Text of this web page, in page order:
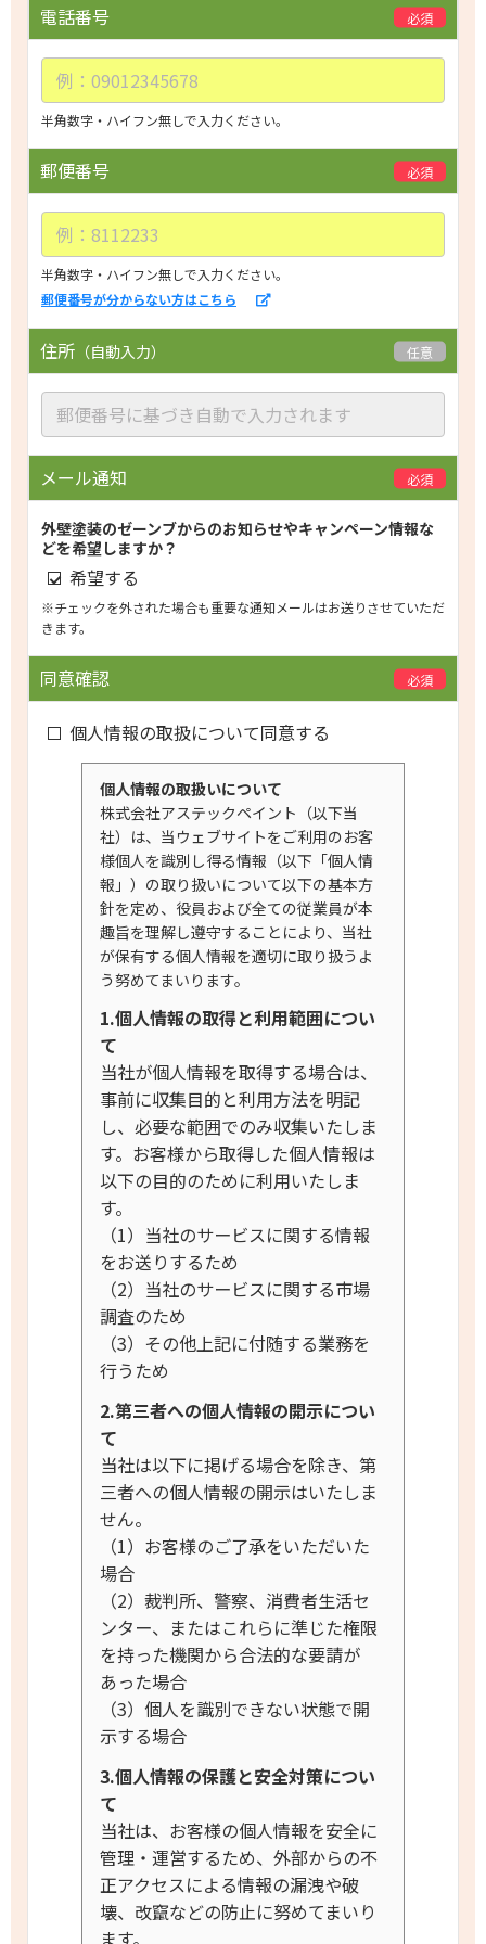
s
l
e
m
電話番号 必須
半角数字・ハイフン無しで入力ください。
郵便番号 必須
半角数字・ハイフン無しで入力ください。
郵便番号が分からない方はこちら
住所 （自動入力） 任意
メール通知 必須
外壁塗装のゼーンブからのお知らせやキャンペーン情報な
どを希望しますか？
希望する
※チェックを外された場合も重要な通知メールはお送りさせていただ
きます。
同意確認 必須
個人情報の取扱について同意する
個人情報の取扱いについて
株式会社アステックペイント（以下当
社）は、当ウェブサイトをご利用のお客
様個人を識別し得る情報（以下「個人情
報」）の取り扱いについて以下の基本方
針を定め、役員および全ての従業員が本
趣旨を理解し遵守することにより、当社
が保有する個人情報を適切に取り扱うよ
う努めてまいります。
1.個人情報の取得と利用範囲につい
て
当社が個人情報を取得する場合は、
事前に収集目的と利用方法を明記
し、必要な範囲でのみ収集いたしま
す。お客様から取得した個人情報は
以下の目的のために利用いたしま
す。
（1）当社のサービスに関する情報
をお送りするため
（2）当社のサービスに関する市場
調査のため
（3）その他上記に付随する業務を
行うため
2.第三者への個人情報の開示につい
て
当社は以下に掲げる場合を除き、第
三者への個人情報の開示はいたしま
せん。
（1）お客様のご了承をいただいた
場合
（2）裁判所、警察、消費者生活セ
ンター、またはこれらに準じた権限
を持った機関から合法的な要請が
あった場合
（3）個人を識別できない状態で開
示する場合
3.個人情報の保護と安全対策につい
て
当社は、お客様の個人情報を安全に
管理・運営するため、外部からの不
正アクセスによる情報の漏洩や破
壊、改竄などの防止に努めてまいり
ます。